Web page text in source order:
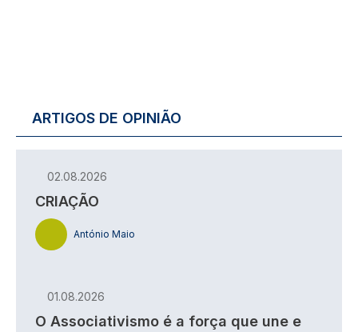
ARTIGOS DE OPINIÃO
02.08.2026
CRIAÇÃO
António Maio
01.08.2026
O Associativismo é a força que une e